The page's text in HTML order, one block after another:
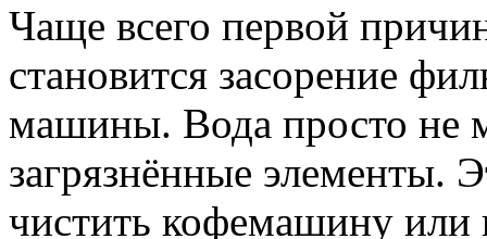
Чаще всего первой
становится засорение
машины. Вода просто не
загрязнённые элементы.
чистить кофемашину или